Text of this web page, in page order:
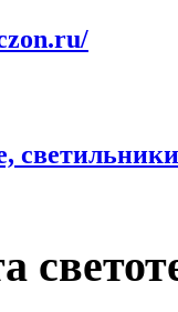
светильники